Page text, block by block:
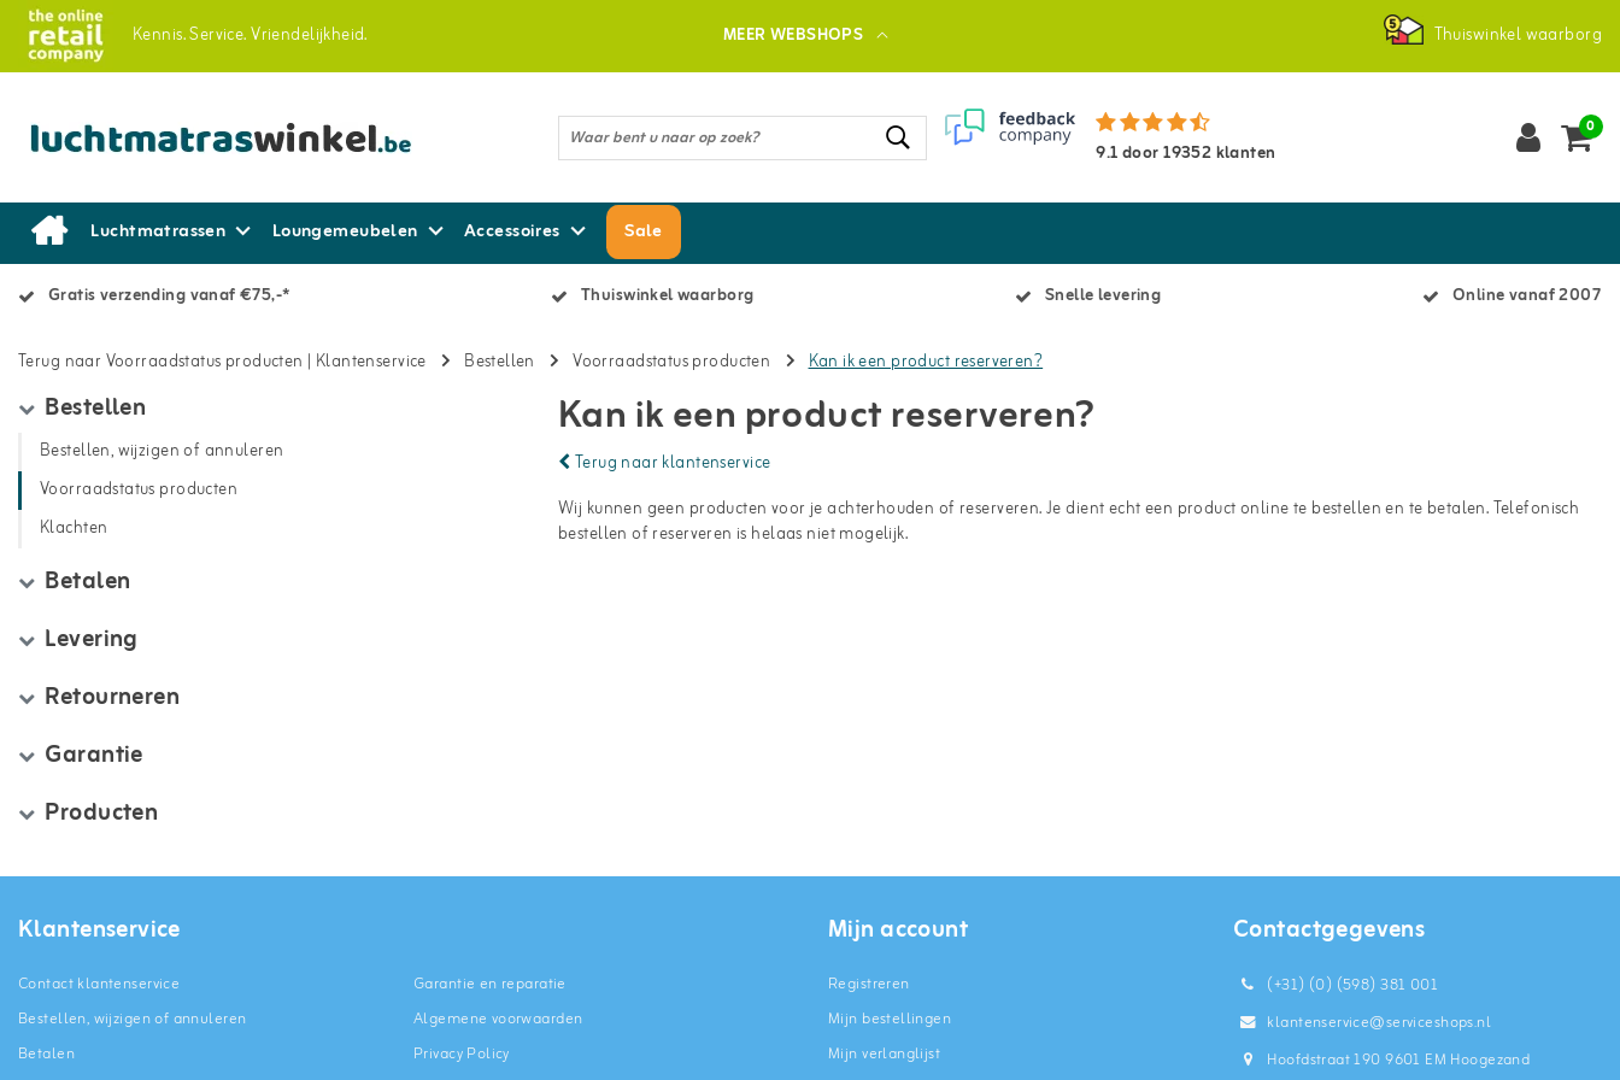
Kennis.Service.Vriendelijkheid. MEER WEBSHOPS Thuiswinkel waarborg
9.1door19352klanten
0
Luchtmatrassen Loungemeubelen Accessoires Sale
Gratis verzending vanaf €75,-* Thuiswinkel waarborg Snelle levering Online vanaf 2007
Terug naar Voorraadstatus producten | Klantenservice Bestellen Voorraadstatus producten Kan ik een product reserveren?
Bestellen
Bestellen, wijzigen of annuleren
Voorraadstatus producten
Klachten
Betalen
Levering
Retourneren
Garantie
Producten
Kan ik een product reserveren?
Terug naar klantenservice
Wij kunnen geen producten voor je achterhouden of reserveren. Je dient echt een product online te bestellen en te betalen. Telefonisch
bestellen of reserveren is helaas niet mogelijk.
Klantenservice
Contact klantenservice
Bestellen, wijzigen of annuleren
Betalen
Garantie en reparatie
Algemene voorwaarden
Privacy Policy
Mijn account
Registreren
Mijn bestellingen
Mijn verlanglijst
Contactgegevens
(+31) (0) (598) 381 001
klantenservice@serviceshops.nl
Hoofdstraat 190 9601 EM Hoogezand